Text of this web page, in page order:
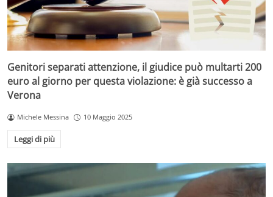
Genitori separati attenzione, il giudice può multarti 200
euro al giorno per questa violazione: è già successo a
Verona
Michele Messina 10 Maggio 2025
Leggi di più